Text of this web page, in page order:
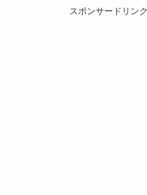
スポンサードリンク